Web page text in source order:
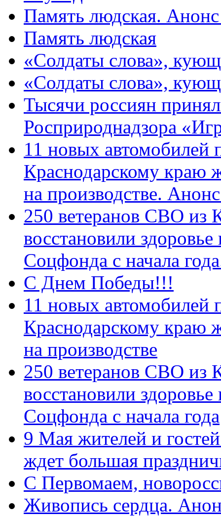
Память людская.
Память людская
«Солдаты слова»,
«Солдаты слова»,
Тысячи россиян
Росприроднадзора
11 новых автомобилей
Краснодарскому краю
на производстве.
250 ветеранов СВО из
восстановили
Соцфонда с начала
С Днем Победы!!!
11 новых автомобилей
Краснодарскому краю
на производстве
250 ветеранов СВО из
восстановили
Соцфонда с начала года
9 Мая жителей и
ждет большая
C Первомаем,
Живопись сердца.